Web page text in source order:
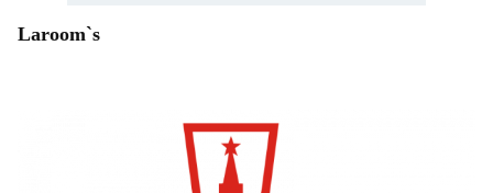
Laroom`s